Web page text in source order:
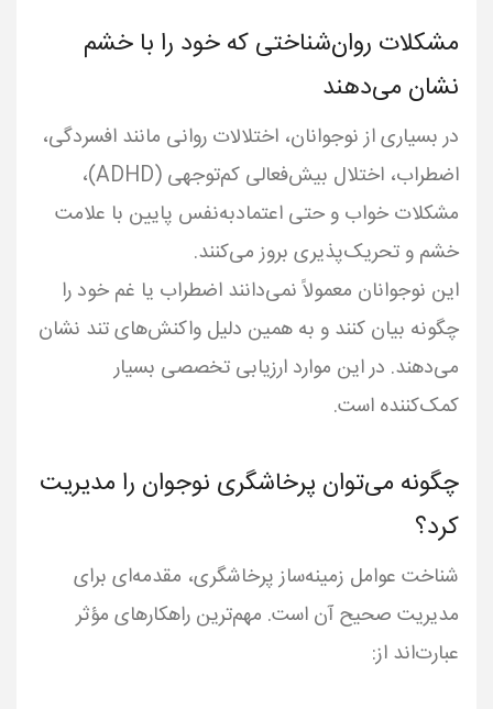
مشکلات روان‌شناختی که خود را با خشم
نشان می‌دهند
در بسیاری از نوجوانان، اختلالات روانی مانند افسردگی،
اضطراب، اختلال بیش‌فعالی کم‌توجهی (ADHD)،
مشکلات خواب و حتی اعتمادبه‌نفس پایین با علامت
این نوجوانان معمولاً نمی‌دانند اضطراب یا غم خود را
چگونه بیان کنند و به همین دلیل واکنش‌های تند نشان
می‌دهند. در این موارد ارزیابی تخصصی بسیار
کمک‌کننده است.
چگونه می‌توان پرخاشگری نوجوان را مدیریت
کرد؟
شناخت عوامل زمینه‌ساز پرخاشگری، مقدمه‌ای برای
مدیریت صحیح آن است. مهم‌ترین راهکارهای مؤثر
عبارت‌اند از: